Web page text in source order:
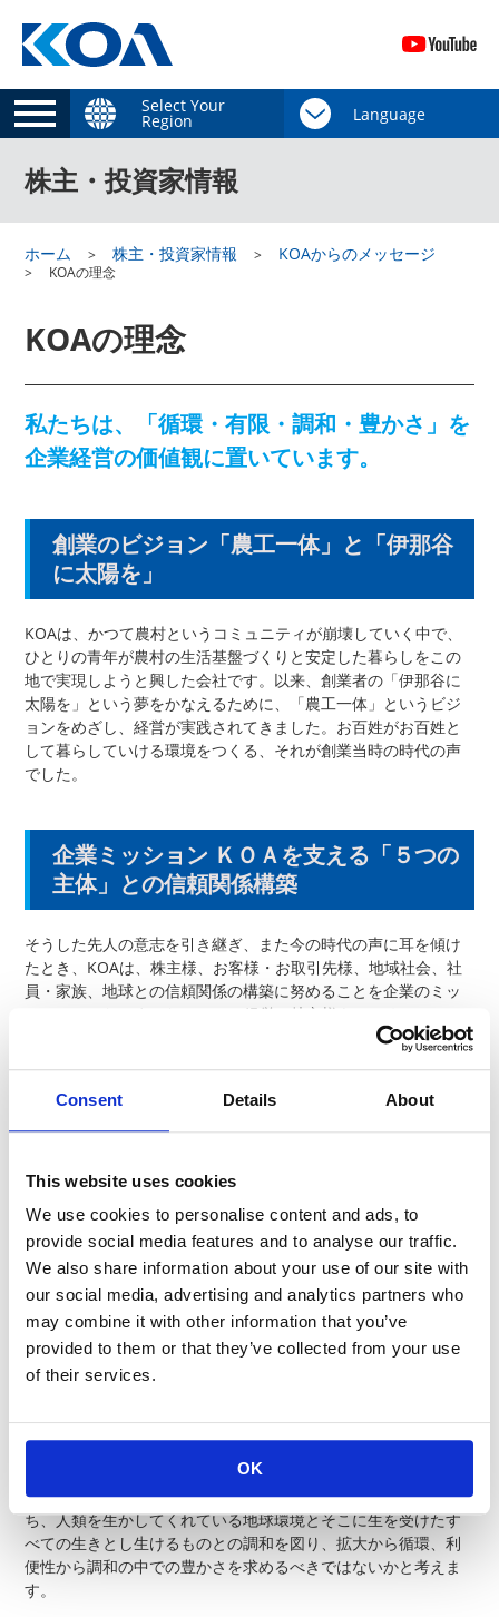
Consent Details About
This website uses cookies
We use cookies to personalise content and ads, to
provide social media features and to analyse our traffic.
We also share information about your use of our site with
our social media, advertising and analytics partners who
may combine it with other information that you’ve
provided to them or that they’ve collected from your use
of their services.
OK
Select Your
Region
株主・投資家情報
ホーム 株主・投資家情報 KOAからのメッセージ
KOAの理念
KOAの理念
私たちは、「循環・有限・調和・豊かさ」を
企業経営の価値観に置いています。
創業のビジョン「農工一体」と「伊那谷
に太陽を」
KOAは、かつて農村というコミュニティが崩壊していく中で、
ひとりの青年が農村の生活基盤づくりと安定した暮らしをこの
地で実現しようと興した会社です。以来、創業者の「伊那谷に
太陽を」という夢をかなえるために、「農工一体」というビジ
ョンをめざし、経営が実践されてきました。お百姓がお百姓と
して暮らしていける環境をつくる、それが創業当時の時代の声
でした。
企業ミッション ＫＯＡを支える「５つの
主体」との信頼関係構築
そうした先人の意志を引き継ぎ、また今の時代の声に耳を傾け
たとき、KOAは、株主様、お客様・お取引先様、地域社会、社
員・家族、地球との信頼関係の構築に努めることを企業のミッ
ションといたしました。KOAの経営は株主様をはじめとして、
皆様とのご縁に恵まれ、お力添えをいただいて成り立っていま
KOAは皆様とお近づきになれたことに感謝し、お付き合いの中
企業経営の価値観 「循環・有限・調和・
豊かさ」
企業という存在が、過去にないほど大きな影響力を全世界的
に、そして地球規模でもつに至った現在、的確な時代認識の上
に立った経営・企業活動が求められていると私たちは考えま
す。20世紀は人口爆発に代表されるような「拡大・無限・征
続の危機を迎えているのではないでしょうか。
そんな時代の切なる声に対して、私たちは「有限」の考えに立
ち、人類を生かしてくれている地球環境とそこに生を受けたす
べての生きとし生けるものとの調和を図り、拡大から循環、利
便性から調和の中での豊かさを求めるべきではないかと考えま
す。